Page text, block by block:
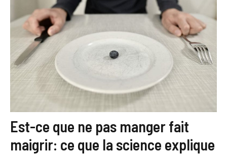
Est-ce que ne pas manger fait
maigrir: ce que la science explique